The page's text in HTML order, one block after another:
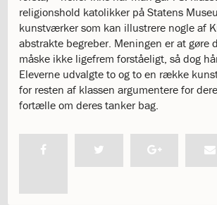
it!
1.14:
Ucycle
We
cycle
Recycle
1.15:
Historie
1.16:
Bombningen
Jeanne
d’Arc
religionshold katolikker på Statens
kunstværker som kan illustrere nogle af
abstrakte begreber. Meningen er at gøre
måske ikke ligefrem forståeligt, så dog
Eleverne udvalgte to og to en række
for resten af klassen argumentere for
fortælle om deres tanker bag.